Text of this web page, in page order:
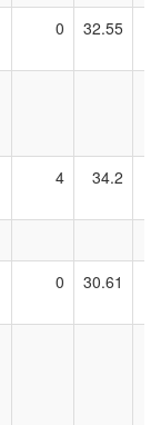
0 32.55
4 34.2
0 30.61